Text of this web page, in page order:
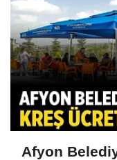
Afyon